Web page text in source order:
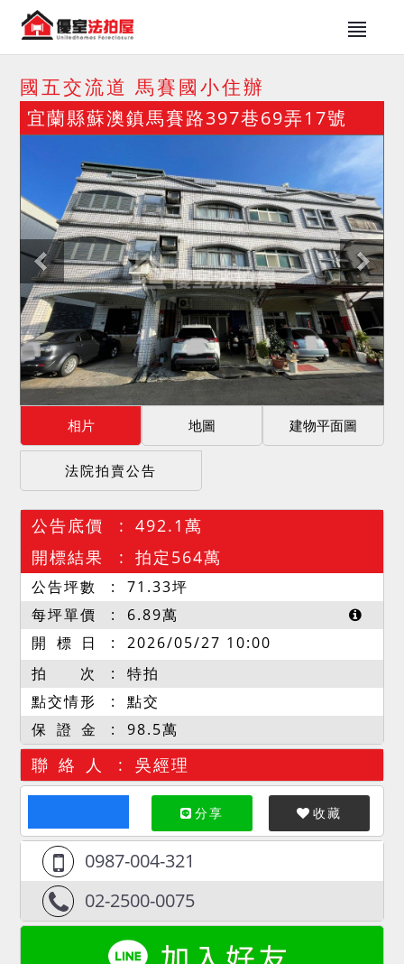
國五交流道 馬賽國小住辦
宜蘭縣蘇澳鎮馬賽路397巷69弄17號
相片 地圖 建物平面圖
法院拍賣公告
公告底價
492.1萬
開標結果
拍定564萬
公告坪數 71.33坪
每坪單價
6.89萬
開 標 日
2026/05/27 10:00
拍 次
特拍
點交情形
點交
保 證 金
98.5萬
聯 絡 人 吳經理
分享 收藏
0987-004-321
02-2500-0075